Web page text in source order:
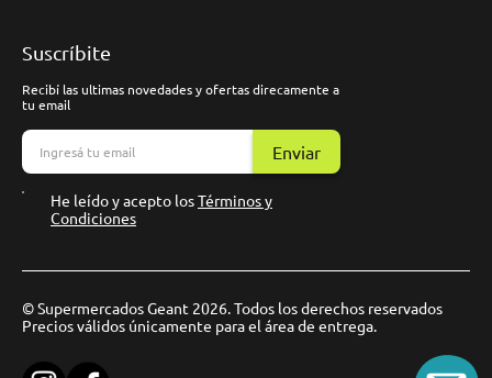
Suscríbite
Recibí las ultimas novedades y ofertas direcamente a
tu email
Enviar
He leído y acepto losTérminos y
Condiciones
© Supermercados Geant 2026. Todos los derechos reservados
Precios válidos únicamente para el área de entrega.